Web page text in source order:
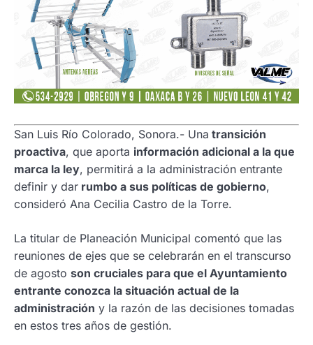
San Luis Río Colorado, Sonora.- Una transición
proactiva, que aporta información adicional a la que
marca la ley, permitirá a la administración entrante
definir y dar rumbo a sus políticas de gobierno,
consideró Ana Cecilia Castro de la Torre.
La titular de Planeación Municipal comentó que las
reuniones de ejes que se celebrarán en el transcurso
de agosto son cruciales para que el Ayuntamiento
entrante conozca la situación actual de la
administración y la razón de las decisiones tomadas
en estos tres años de gestión.